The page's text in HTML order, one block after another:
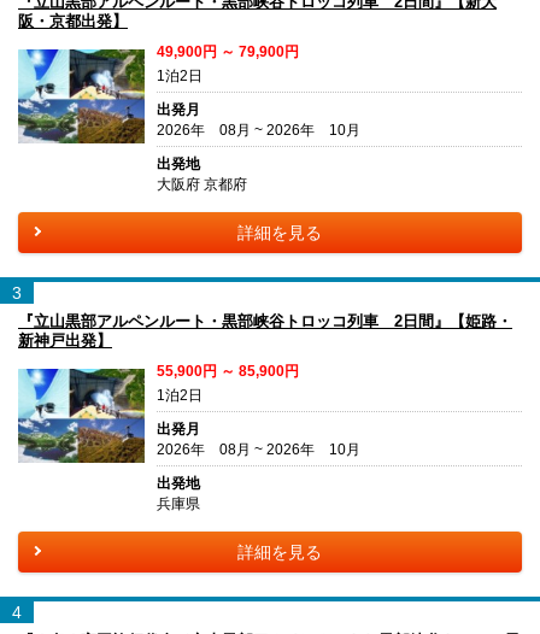
阪・京都出発】
49,900円 ～ 79,900円
1泊2日
出発月
2026年 08月 ~ 2026年 10月
出発地
大阪府 京都府
詳細を見る
3
『立山黒部アルペンルート・黒部峡谷トロッコ列車 2日間』【姫路・
新神戸出発】
55,900円 ～ 85,900円
1泊2日
出発月
2026年 08月 ~ 2026年 10月
出発地
兵庫県
詳細を見る
4